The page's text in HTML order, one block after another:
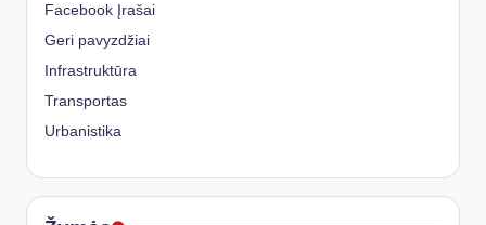
Facebook Įrašai
Geri pavyzdžiai
Infrastruktūra
Transportas
Urbanistika